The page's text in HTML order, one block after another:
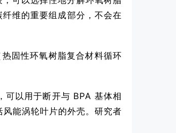
维的重要组成部分，不会在
固性环氧树脂复合材料循环
可以用于断开与 BPA 基体相
能涡轮叶片的外壳。研究者